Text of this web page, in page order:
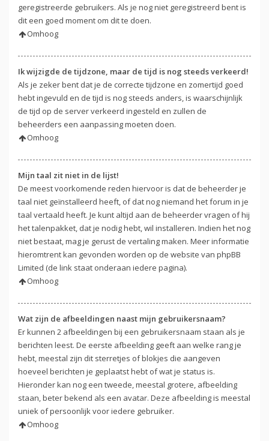
geregistreerde gebruikers. Als je nog niet geregistreerd bent is
dit een goed moment om dit te doen.
Omhoog
Ik wijzigde de tijdzone, maar de tijd is nog steeds verkeerd!
Als je zeker bent dat je de correcte tijdzone en zomertijd goed
hebt ingevuld en de tijd is nog steeds anders, is waarschijnlijk
de tijd op de server verkeerd ingesteld en zullen de
beheerders een aanpassing moeten doen.
Omhoog
Mijn taal zit niet in de lijst!
De meest voorkomende reden hiervoor is dat de beheerder je
taal niet geïnstalleerd heeft, of dat nog niemand het forum in je
taal vertaald heeft. Je kunt altijd aan de beheerder vragen of hij
het talenpakket, dat je nodig hebt, wil installeren. Indien het nog
niet bestaat, mag je gerust de vertaling maken. Meer informatie
hieromtrent kan gevonden worden op de website van phpBB
Limited (de link staat onderaan iedere pagina).
Omhoog
Wat zijn de afbeeldingen naast mijn gebruikersnaam?
Er kunnen 2 afbeeldingen bij een gebruikersnaam staan als je
berichten leest. De eerste afbeelding geeft aan welke rang je
hebt, meestal zijn dit sterretjes of blokjes die aangeven
hoeveel berichten je geplaatst hebt of wat je status is.
Hieronder kan nog een tweede, meestal grotere, afbeelding
staan, beter bekend als een avatar. Deze afbeelding is meestal
uniek of persoonlijk voor iedere gebruiker.
Omhoog